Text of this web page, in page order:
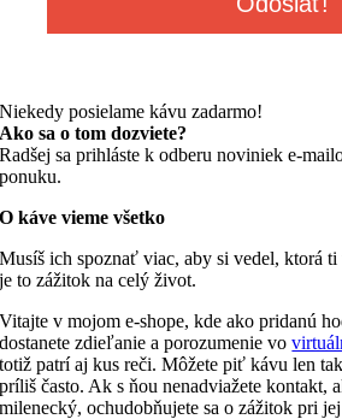
Niekedy posielame kávu zadarmo!
Ako sa o tom dozviete?
Radšej sa prihláste k odberu noviniek e-
ponuku.
O káve vieme všetko
Musíš ich spoznať viac, aby si vedel, ktorá
je to zážitok na celý život.
Vitajte v mojom e-shope, kde ako pridanú
dostanete zdieľanie a porozumenie vo
totiž patrí aj kus reči. Môžete piť kávu len
príliš často. Ak s ňou nenadviažete kontakt,
milenecký, ochudobňujete sa o zážitok pri